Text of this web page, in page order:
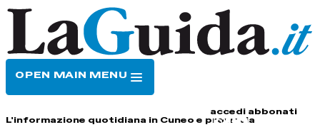
OPEN MAIN MENU
accedi abbonati
L'informazione quotidiana in Cuneo e provincia